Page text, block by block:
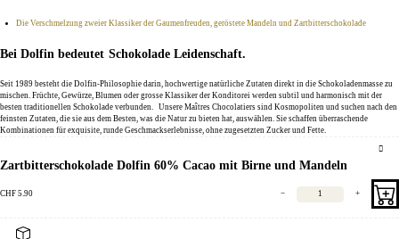
Die Verschmelzung zweier Klassiker der Gaumenfreuden, geröstete Mandeln und Zartbitterschokolade
Bei Dolfin bedeutet Schokolade Leidenschaft.
Seit 1989 besteht die Dolfin-Philosophie darin, hochwertige natürliche Zutaten direkt in die Schokoladenmasse zu
mischen. Früchte, Gewürze, Blumen oder grosse Klassiker der Konditorei werden subtil und harmonisch mit der
besten traditionellen Schokolade verbunden. Unsere Maîtres Chocolatiers sind Kosmopoliten und suchen nach den
feinsten Zutaten, die sie aus dem Besten, was die Natur zu bieten hat, auswählen. Sie schaffen überraschende
Kombinationen für exquisite, runde Geschmackserlebnisse, ohne zugesetzten Zucker und Fette.
Zartbitterschokolade Dolfin 60% Cacao mit Birne und Mandeln
CHF 5.90 − +